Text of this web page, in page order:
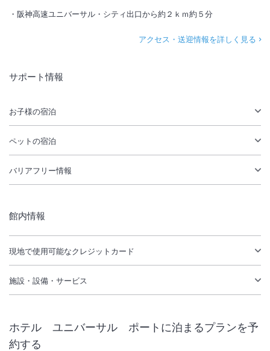
阪神高速ユニバーサル・シティ出口から約２ｋｍ約５分
アクセス・送迎情報を詳しく見る
サポート情報
お子様の宿泊
ペットの宿泊
バリアフリー情報
館内情報
現地で使用可能なクレジットカード
施設・設備・サービス
ホテル ユニバーサル ポート に泊まるプランを予
約する